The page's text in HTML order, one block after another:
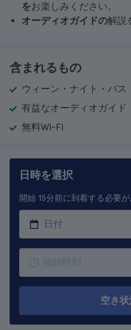
をお楽しみください。
オーディオガイドの解説
含まれるもの
ウィーン・ナイト・バス
有益なオーディオガイド
無料Wi-Fi
日時を選択
開始 15分前に到着する必要
空き